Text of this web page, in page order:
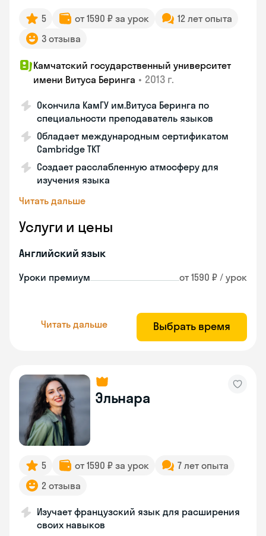
5 от 1590 ₽ за урок
12 лет опыта
3 отзыва
Камчатский государственный университет
имени Витуса Беринга • 2013 г.
Окончила КамГУ им.Витуса Беринга по
специальности преподаватель языков
Обладает международным сертификатом
Cambridge TKT
Создает расслабленную атмосферу для
изучения языка
Читать дальше
Услуги и цены
Английский язык
Уроки премиум от 1590 ₽ / урок
Читать дальше Выбрать время
Эльнара
5 от 1590 ₽ за урок
7 лет опыта
2 отзыва
Изучает французский язык для расширения
своих навыков